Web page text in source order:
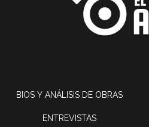
BIOS Y ANÁLISIS DE OBRAS
ENTREVISTAS